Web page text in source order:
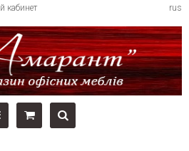
rus
кабинет